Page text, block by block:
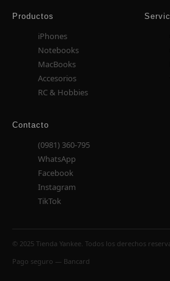
Productos
iPhones
Notebooks
MacBooks
Accesorios
RC & Hobbies
Contacto
(0981) 360-795
WhatsApp
Facebook
Instagram
TikTok
© 2025 Tienda Yankee. Todos los derechos
Pago seguro — Bancard